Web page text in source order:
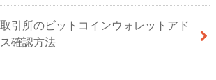
引所のビットコインウォレットアド
確認方法